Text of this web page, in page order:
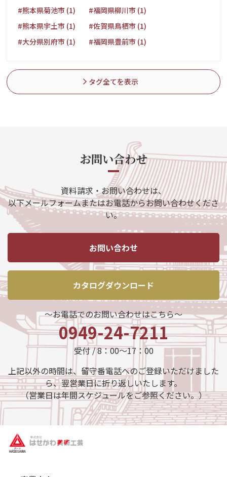
#熊本県菊池市 (1)
#福岡県柳川市 (1)
#熊本県宇土市 (1)
#佐賀県鳥栖市 (1)
#大分県別府市 (1)
#福岡県豊前市 (1)
タグ全てを表示
お問い合わせ
資料請求・お問い合わせは、
以下メールフォームまたはお電話からお問い合わせくださ
い。
お問い合わせ
カタログダウンロード
～お電話でのお問い合わせはこちら～
0949-24-7211
受付 / 8：00～17：00
上記以外の時間は、留守番電話へのご登録いただけました
ら、翌営業日に折り返しいたします。
（営業日は年間スケジュールをご参照ください。）